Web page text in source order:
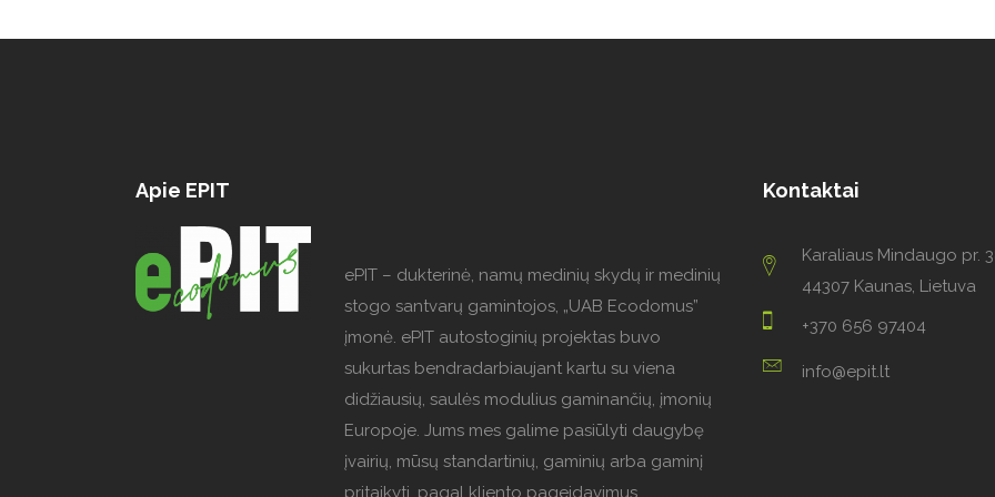
Apie EPIT
ePIT – dukterinė, namų medinių skydų ir medinių
stogo santvarų gamintojos, „UAB Ecodomus”
įmonė. ePIT autostoginių projektas buvo
sukurtas bendradarbiaujant kartu su viena
didžiausių, saulės modulius gaminančių, įmonių
Europoje. Jums mes galime pasiūlyti daugybę
įvairių, mūsų standartinių, gaminių arba gaminį
pritaikyti, pagal kliento pageidavimus.
Kontaktai
Karaliaus Mindaugo pr.
44307 Kaunas, Lietuva
+370 656 97404
info@epit.lt